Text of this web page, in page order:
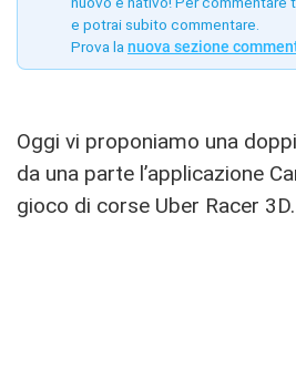
e potrai subito commentare.
Prova la nuova sezione
Oggi vi proponiamo una
da una parte l’applicazione
gioco di corse Uber Racer 3D.